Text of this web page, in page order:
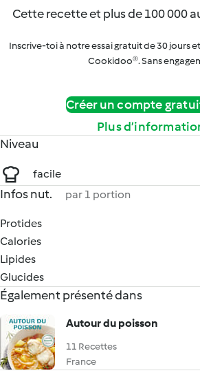
Cette recette et plus de 100 000
Inscrive-toi à notre essai gratuit de 30 jours
Cookidoo®. Sans
Créer un compte
Plus
Niveau
facile
Infos nut. par 1 portion
Protides
Calories
Lipides
Glucides
Également présenté dans
Autour du poisson
11 Recettes
France